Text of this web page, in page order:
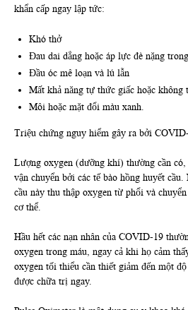
khẩn cấp ngay lập tức:
Khó thở
Đau dai dẳng hoặc áp lực đè nặng
Đầu óc mê loạn và lú lẫn
Mất khả năng tự thức giấc hoặc không
Môi hoặc mặt đổi màu xanh.
Triệu chứng nguy hiểm gây ra bởi
Lượng oxygen (dưỡng khí) thường cần
vận chuyển bởi các tế bào hồng huyết
cầu này thu thập oxygen từ phổi và
cơ thể.
Hầu hết các nạn nhân của COVID-19
oxygen trong máu, ngay cả khi họ cảm
oxygen tối thiểu cần thiết giảm đến một
được chữa trị ngay.